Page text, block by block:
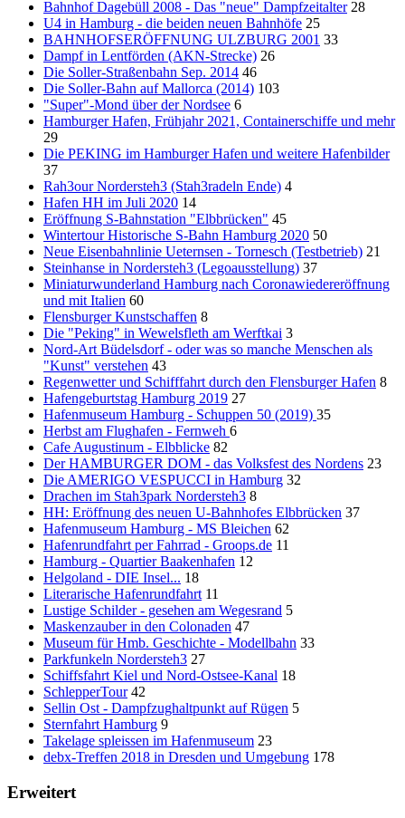
Bahnhof Dagebüll 2008 - Das "neue" Dampfzeitalter 28
U4 in Hamburg - die beiden neuen Bahnhöfe 25
BAHNHOFSERÖFFNUNG ULZBURG 2001 33
Dampf in Lentförden (AKN-Strecke) 26
Die Soller-Straßenbahn Sep. 2014 46
Die Soller-Bahn auf Mallorca (2014) 103
"Super"-Mond über der Nordsee 6
Hamburger Hafen, Frühjahr 2021, Containerschiffe und mehr
29
Die PEKING im Hamburger Hafen und weitere Hafenbilder
37
Rah3our Nordersteh3 (Stah3radeln Ende) 4
Hafen HH im Juli 2020 14
Eröffnung S-Bahnstation "Elbbrücken" 45
Wintertour Historische S-Bahn Hamburg 2020 50
Neue Eisenbahnlinie Ueternsen - Tornesch (Testbetrieb) 21
Steinhanse in Nordersteh3 (Legoausstellung) 37
Miniaturwunderland Hamburg nach Coronawiedereröffnung
und mit Italien 60
Flensburger Kunstschaffen 8
Die "Peking" in Wewelsfleth am Werftkai 3
Nord-Art Büdelsdorf - oder was so manche Menschen als
"Kunst" verstehen 43
Regenwetter und Schifffahrt durch den Flensburger Hafen 8
Hafengeburtstag Hamburg 2019 27
Hafenmuseum Hamburg - Schuppen 50 (2019) 35
Herbst am Flughafen - Fernweh 6
Cafe Augustinum - Elbblicke 82
Der HAMBURGER DOM - das Volksfest des Nordens 23
Die AMERIGO VESPUCCI in Hamburg 32
Drachen im Stah3park Nordersteh3 8
HH: Eröffnung des neuen U-Bahnhofes Elbbrücken 37
Hafenmuseum Hamburg - MS Bleichen 62
Hafenrundfahrt per Fahrrad - Groops.de 11
Hamburg - Quartier Baakenhafen 12
Helgoland - DIE Insel... 18
Literarische Hafenrundfahrt 11
Lustige Schilder - gesehen am Wegesrand 5
Maskenzauber in den Colonaden 47
Museum für Hmb. Geschichte - Modellbahn 33
Parkfunkeln Nordersteh3 27
Schiffsfahrt Kiel und Nord-Ostsee-Kanal 18
SchlepperTour 42
Sellin Ost - Dampfzughaltpunkt auf Rügen 5
Sternfahrt Hamburg 9
Takelage spleissen im Hafenmuseum 23
debx-Treffen 2018 in Dresden und Umgebung 178
Erweitert